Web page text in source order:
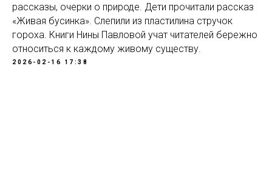
рассказы, очерки о природе. Дети прочитали рассказ
«Живая бусинка». Слепили из пластилина стручок
гороха. Книги Нины Павловой учат читателей бережно
относиться к каждому живому существу.
2026-02-16 17:38